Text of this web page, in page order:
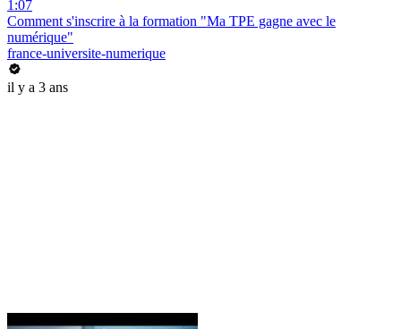
1:07
Comment s'inscrire à la formation "Ma TPE gagne avec le
numérique"
france-universite-numerique
il y a 3 ans